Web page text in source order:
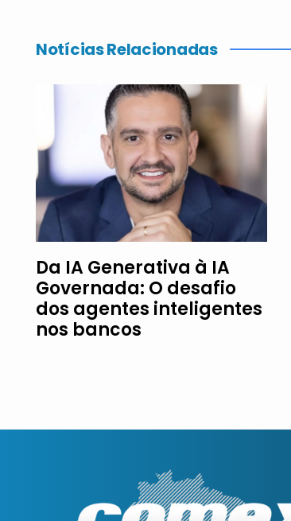
Notícias Relacionadas
Da IA Generativa à IA
Governada: O desafio
dos agentes inteligentes
nos bancos